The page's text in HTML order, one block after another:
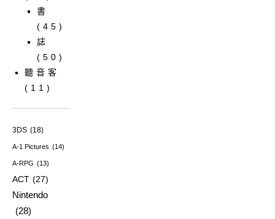
書
(45)
誌
(50)
聽音客
(11)
3DS (18)
A-1 Pictures (14)
A-RPG (13)
ACT (27)
Nintendo
(28)